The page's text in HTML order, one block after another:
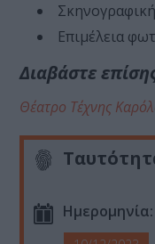
Επιμέλεια
Διαβάστε
Θέατρο Τέχνης
Ημερομηνία: